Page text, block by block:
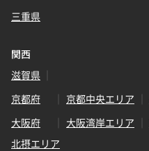
三重県
関西
滋賀県
京都府
京都中央エリア
大阪府
大阪湾岸エリア
北摂エリア